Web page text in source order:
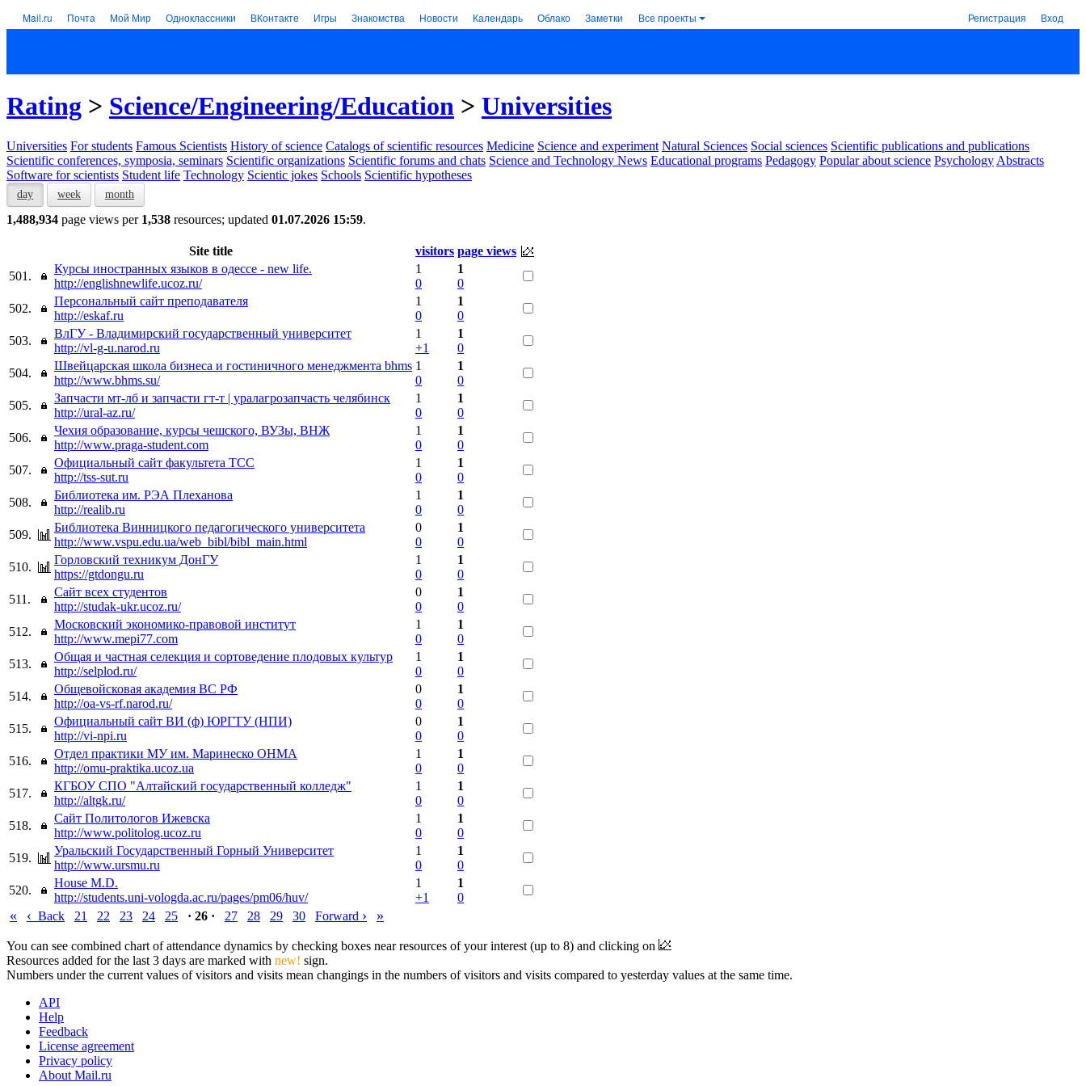
Mail.ru Почта Мой Мир Одноклассники ВКонтакте Игры Знакомства Новости Календарь Облако Заметки Все проекты Регистрация Вход
Rating > Science/Engineering/Education > Universities
Universities For students Famous Scientists History of science Catalogs of scientific resources Medicine Science and experiment Natural Sciences Social sciences Scientific publications and publications
Scientific conferences, symposia, seminars Scientific organizations Scientific forums and chats Science and Technology News Educational programs Pedagogy Popular about science Psychology Abstracts
Software for scientists Student life Technology Scientic jokes Schools Scientific hypotheses
day week month
1,488,934 page views per 1,538 resources; updated 01.07.2026 15:59.
Site title visitors page views
501.
Курсы иностранных языков в одессе - new life.
http://englishnewlife.ucoz.ru/
1
0
1
0
502.
Персональный сайт преподавателя
http://eskaf.ru
1
0
1
0
503.
ВлГУ - Владимирский государственный университет
http://vl-g-u.narod.ru
1
+1
1
0
504.
Швейцарская школа бизнеса и гостиничного менеджмента bhms
http://www.bhms.su/
1
0
1
0
505.
Запчасти мт-лб и запчасти гт-т | уралагрозапчасть челябинск
http://ural-az.ru/
1
0
1
0
506.
Чехия образование, курсы чешского, ВУЗы, ВНЖ
http://www.praga-student.com
1
0
1
0
507.
Официальный сайт факультета ТСС
http://tss-sut.ru
1
0
1
0
508.
Библиотека им. РЭА Плеханова
http://realib.ru
1
0
1
0
509.
Библиотека Винницкого педагогического университета
http://www.vspu.edu.ua/web_bibl/bibl_main.html
0
0
1
0
510.
Горловский техникум ДонГУ
https://gtdongu.ru
1
0
1
0
511.
Сайт всех студентов
http://studak-ukr.ucoz.ru/
0
0
1
0
512.
Московский экономико-правовой институт
http://www.mepi77.com
1
0
1
0
513.
Общая и частная селекция и сортоведение плодовых культур
http://selplod.ru/
1
0
1
0
514.
Общевойсковая академия ВС РФ
http://oa-vs-rf.narod.ru/
0
0
1
0
515.
Официальный сайт ВИ (ф) ЮРГТУ (НПИ)
http://vi-npi.ru
0
0
1
0
516.
Отдел практики МУ им. Маринеско ОНМА
http://omu-praktika.ucoz.ua
1
0
1
0
517.
КГБОУ СПО "Алтайский государственный колледж"
http://altgk.ru/
1
0
1
0
518.
Сайт Политологов Ижевска
http://www.politolog.ucoz.ru
1
0
1
0
519.
Уральский Государственный Горный Университет
http://www.ursmu.ru
1
0
1
0
520.
House M.D.
http://students.uni-vologda.ac.ru/pages/pm06/huv/
1
+1
1
0
« ‹ Back 21 22 23 24 25 · 26 · 27 28 29 30 Forward › »
You can see combined chart of attendance dynamics by checking boxes near resources of your interest (up to 8) and clicking on
Resources added for the last 3 days are marked with new! sign.
Numbers under the current values of visitors and visits mean changings in the numbers of visitors and visits compared to yesterday values at the same time.
API
Help
Feedback
License agreement
Privacy policy
About Mail.ru